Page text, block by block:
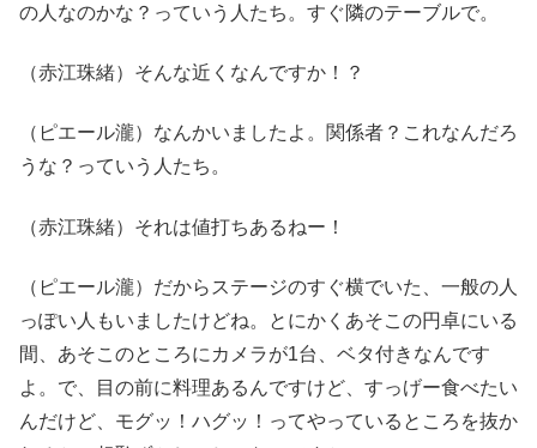
の人なのかな？っていう人たち。すぐ隣のテーブルで。
（赤江珠緒）そんな近くなんですか！？
（ピエール瀧）なんかいましたよ。関係者？これなんだろ
うな？っていう人たち。
（赤江珠緒）それは値打ちあるねー！
（ピエール瀧）だからステージのすぐ横でいた、一般の人
っぽい人もいましたけどね。とにかくあそこの円卓にいる
間、あそこのところにカメラが1台、ベタ付きなんです
よ。で、目の前に料理あるんですけど、すっげー食べたい
んだけど、モグッ！ハグッ！ってやっているところを抜か